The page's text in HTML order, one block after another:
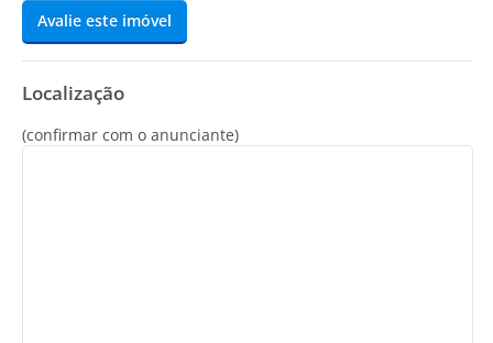
Avalie este imóvel
Localização
(confirmar com o anunciante)